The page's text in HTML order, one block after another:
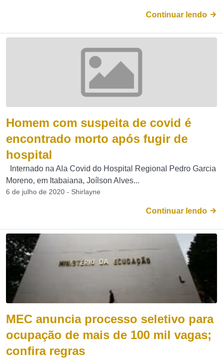
Continuar lendo
Homem com suspeita de covid é
encontrado morto após fugir de
hospital
Internado na Ala Covid do Hospital Regional Pedro Garcia
Moreno, em Itabaiana, Joílson Alves...
6 de julho de 2020 - Shirlayne
Continuar lendo
MEC anuncia processo seletivo para
ocupação de mais de 100 mil vagas;
confira regras